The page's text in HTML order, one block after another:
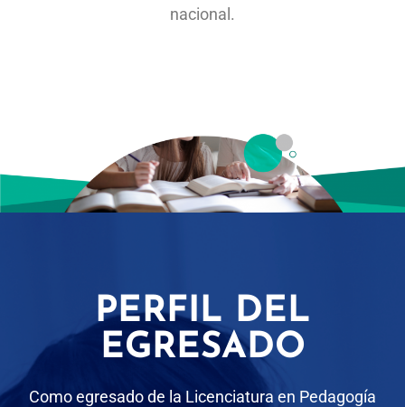
nacional.
PERFIL DEL
EGRESADO
Como egresado de la Licenciatura en Pedagogía